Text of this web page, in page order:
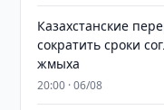
Казахстанские
сократить сроки
жмыха
20:00 · 06/08